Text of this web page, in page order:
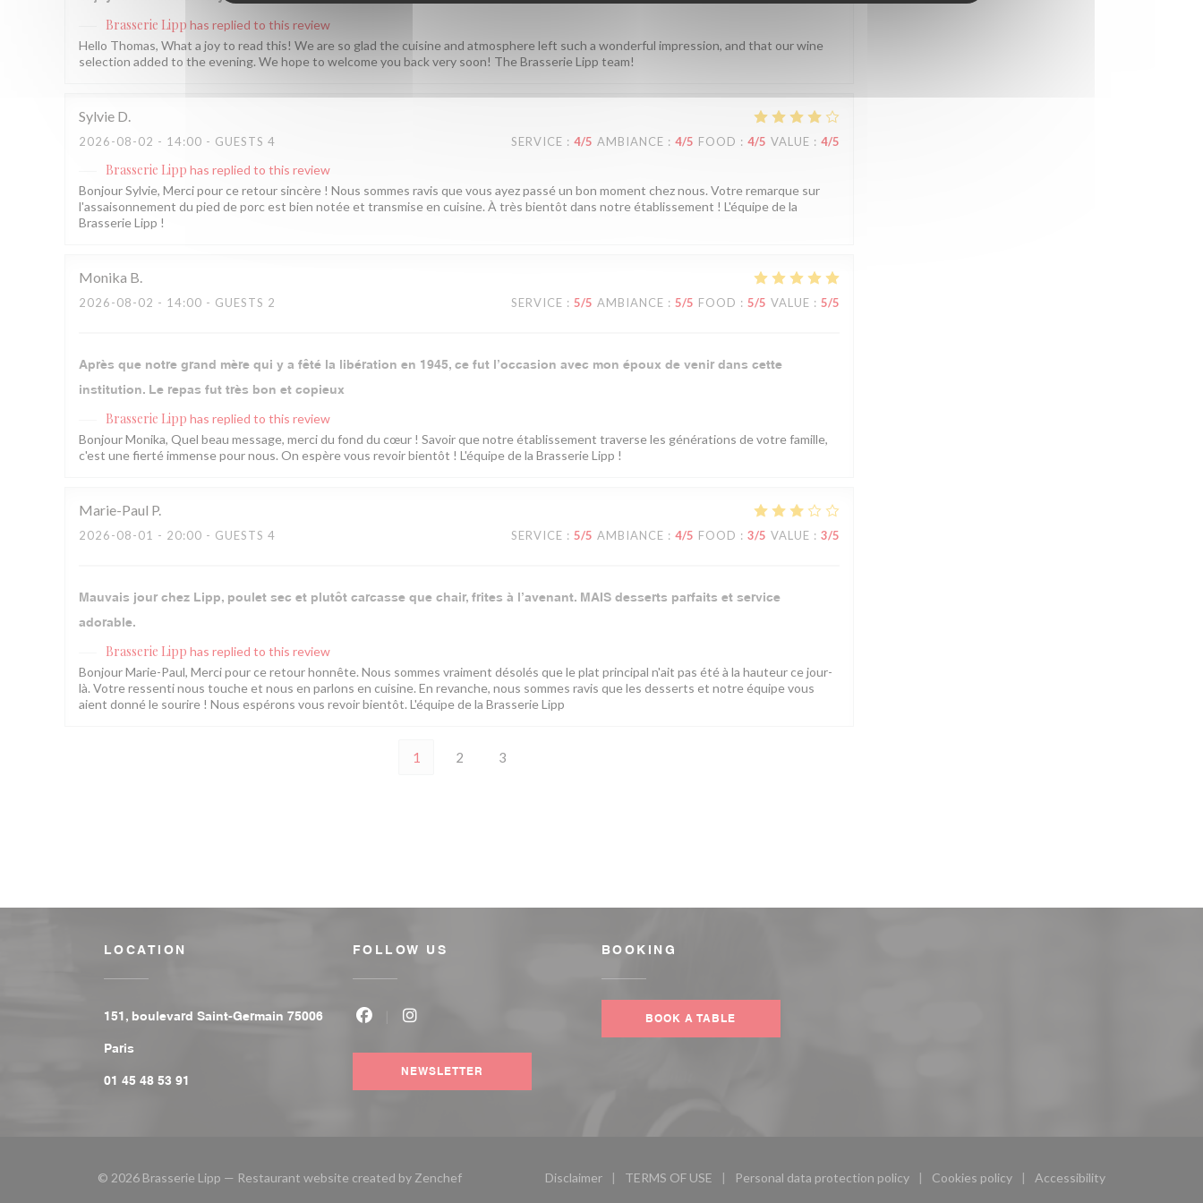
Brasserie Lipp has replied to this review
Hello Thomas, What a joy to read this! We are so glad the cuisine and atmosphere left such a wonderful impression, and that our wine
selection added to the evening. We hope to welcome you back very soon! The Brasserie Lipp team!
Sylvie D
2026-08-02 - 14:00 - GUESTS 4 SERVICE : 4/5 AMBIANCE : 4/5 FOOD : 4/5 VALUE : 4/5
Brasserie Lipp has replied to this review
Bonjour Sylvie, Merci pour ce retour sincère ! Nous sommes ravis que vous ayez passé un bon moment chez nous. Votre remarque sur
l'assaisonnement du pied de porc est bien notée et transmise en cuisine. À très bientôt dans notre établissement ! L'équipe de la
Brasserie Lipp !
Monika B
2026-08-02 - 14:00 - GUESTS 2 SERVICE : 5/5 AMBIANCE : 5/5 FOOD : 5/5 VALUE : 5/5
Après que notre grand mère qui y a fêté la libération en 1945, ce fut l’occasion avec mon époux de venir dans cette
institution. Le repas fut très bon et copieux
Brasserie Lipp has replied to this review
Bonjour Monika, Quel beau message, merci du fond du cœur ! Savoir que notre établissement traverse les générations de votre famille,
c'est une fierté immense pour nous. On espère vous revoir bientôt ! L'équipe de la Brasserie Lipp !
Marie-Paul P
2026-08-01 - 20:00 - GUESTS 4 SERVICE : 5/5 AMBIANCE : 4/5 FOOD : 3/5 VALUE : 3/5
Mauvais jour chez Lipp, poulet sec et plutôt carcasse que chair, frites à l’avenant. MAIS desserts parfaits et service
adorable.
Brasserie Lipp has replied to this review
Bonjour Marie-Paul, Merci pour ce retour honnête. Nous sommes vraiment désolés que le plat principal n'ait pas été à la hauteur ce jour-
là. Votre ressenti nous touche et nous en parlons en cuisine. En revanche, nous sommes ravis que les desserts et notre équipe vous
aient donné le sourire ! Nous espérons vous revoir bientôt. L'équipe de la Brasserie Lipp
1 2 3
LOCATION
151, boulevard Saint-Germain 75006
Paris((opens in a new window))
01 45 48 53 91
FOLLOW US
NEWSLETTER
BOOKING
BOOK A TABLE
© 2026 Brasserie Lipp — Restaurant website created by Zenchef((opens in a new window))
Disclaimer
((opens in a new window))
TERMS OF USE
((opens in a new window))
Personal data protection policy
((opens in a new window))
Cookies policy
((opens in a new window))
Accessibility
((opens in a new